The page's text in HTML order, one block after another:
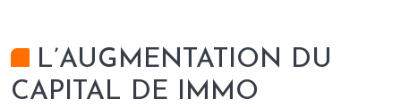
L’AUGMENTATION DU
CAPITAL DE IMMO